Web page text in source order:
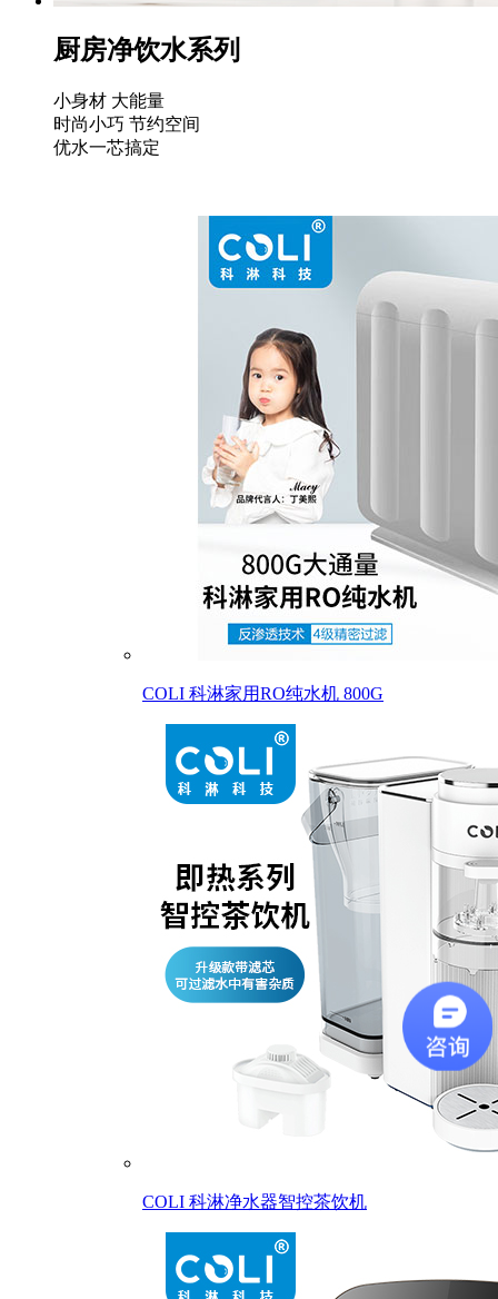
厨房净饮水系列
小身材 大能量
时尚小巧 节约空间
优水一芯搞定
COLI 科淋家用RO纯水机 800G
COLI 科淋净水器智控茶饮机